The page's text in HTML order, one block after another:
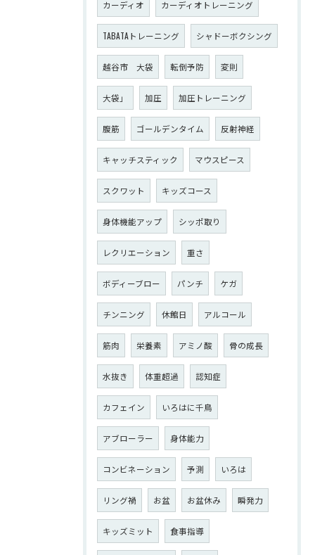
カーディオ カーディオトレーニング
TABATAトレーニング シャドーボクシング
越谷市 大袋 転倒予防 変則
大袋」 加圧 加圧トレーニング
腹筋 ゴールデンタイム 反射神経
キャッチスティック マウスピース
スクワット キッズコース
身体機能アップ シッポ取り
レクリエーション 重さ
ボディーブロー パンチ ケガ
チンニング 休館日 アルコール
筋肉 栄養素 アミノ酸 骨の成長
水抜き 体重超過 認知症
カフェイン いろはに千鳥
アブローラー 身体能力
コンビネーション 予測 いろは
リング禍 お盆 お盆休み 瞬発力
キッズミット 食事指導